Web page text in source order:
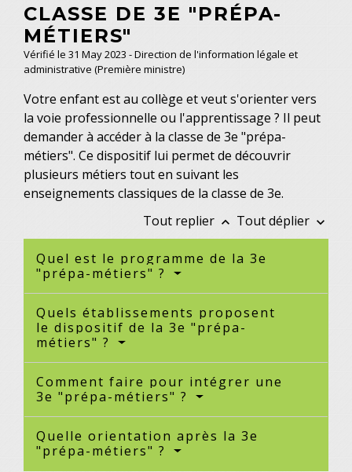
CLASSE DE 3E "PRÉPA-
MÉTIERS"
Vérifié le 31 May 2023 - Direction de l'information légale et
administrative (Première ministre)
Votre enfant est au collège et veut s'orienter vers
la voie professionnelle ou l'apprentissage ? Il peut
demander à accéder à la classe de 3e "prépa-
métiers". Ce dispositif lui permet de découvrir
plusieurs métiers tout en suivant les
enseignements classiques de la classe de 3e.
Tout replier keyboard_arrow_up Tout déplier keyboard_arrow_down
Quel est le programme de la 3e
"prépa-métiers" ?
Quels établissements proposent
le dispositif de la 3e "prépa-
métiers" ?
Comment faire pour intégrer une
3e "prépa-métiers" ?
Quelle orientation après la 3e
"prépa-métiers" ?